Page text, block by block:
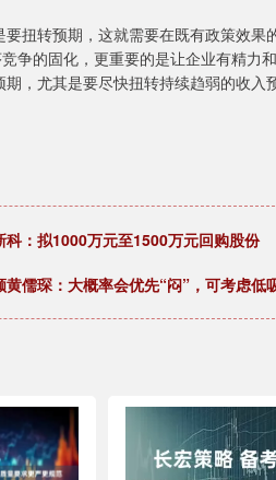
扭转预期，这就需要在既有政策效
争的固化，更重要的是让企业有精
，尤其是要尽快扭转持续趋弱的收入
科：拟1000万元至1500万元回购股份
黄儒琛：大概率会优先“闷”，可考虑低